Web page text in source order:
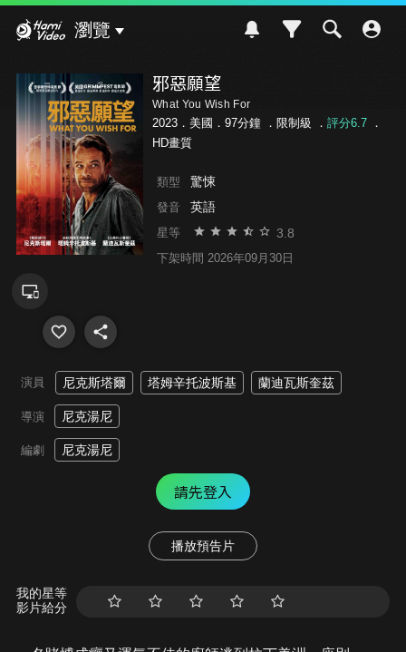
瀏覽
邪惡願望
What You Wish For
2023．美國．97分鐘 ． 限制級 ． 評分6.7．
HD畫質
類型 驚悚
發音 英語
星等 3.8
下架時間 2026年09月30日
演員 尼克斯塔爾 塔姆辛托波斯基 蘭迪瓦斯奎茲
導演 尼克湯尼
編劇 尼克湯尼
請先登入
播放預告片
我的星等
影片給分